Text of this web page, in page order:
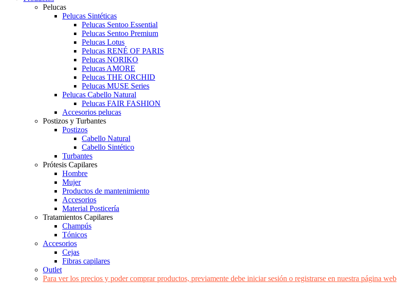
Pelucas
Pelucas Sintéticas
Pelucas Sentoo Essential
Pelucas Sentoo Premium
Pelucas Lotus
Pelucas RENÉ OF PARIS
Pelucas NORIKO
Pelucas AMORE
Pelucas THE ORCHID
Pelucas MUSE Series
Pelucas Cabello Natural
Pelucas FAIR FASHION
Accesorios pelucas
Postizos y Turbantes
Postizos
Cabello Natural
Cabello Sintético
Turbantes
Prótesis Capilares
Hombre
Mujer
Productos de mantenimiento
Accesorios
Material Posticería
Tratamientos Capilares
Champús
Tónicos
Accesorios
Cejas
Fibras capilares
Outlet
Para ver los precios y poder comprar productos, previamente debe iniciar sesión o registrarse en nuestra página web